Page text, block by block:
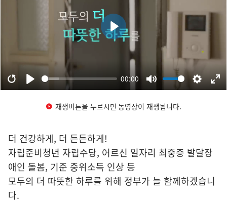
재생버튼을 누르시면 동영상이 재생됩니다.
더 건강하게, 더 든든하게!
자립준비청년 자립수당, 어르신 일자리 최중증 발달장
애인 돌봄, 기준 중위소득 인상 등
모두의 더 따뜻한 하루를 위해 정부가 늘 함께하겠습니
다.